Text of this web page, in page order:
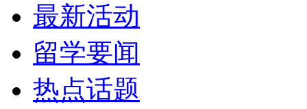
最新活动
留学要闻
热点话题